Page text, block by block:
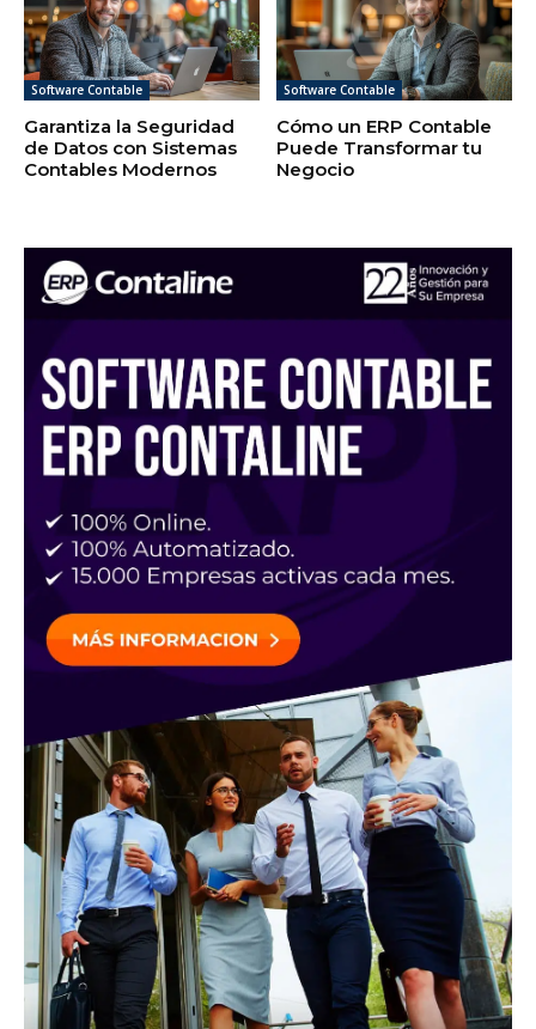
Software Contable
Garantiza la Seguridad
de Datos con Sistemas
Contables Modernos
Software Contable
Cómo un ERP Contable
Puede Transformar tu
Negocio